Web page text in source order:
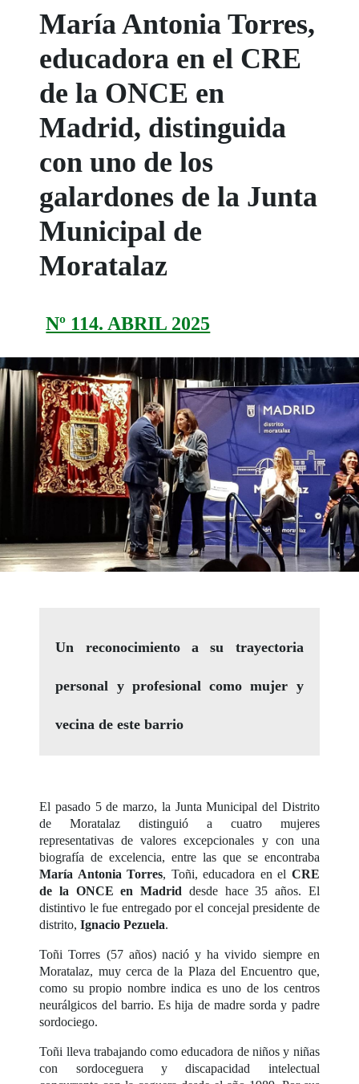
María Antonia Torres,
educadora en el CRE
de la ONCE en
Madrid, distinguida
con uno de los
galardones de la Junta
Municipal de
Moratalaz
Nº 114. ABRIL 2025
Un reconocimiento a su trayectoria
personal y profesional como mujer y
vecina de este barrio
El pasado 5 de marzo, la Junta Municipal del Distrito
de Moratalaz distinguió a cuatro mujeres
representativas de valores excepcionales y con una
biografía de excelencia, entre las que se encontraba
María Antonia Torres, Toñi, educadora en el CRE
de la ONCE en Madrid desde hace 35 años. El
distintivo le fue entregado por el concejal presidente de
distrito,Ignacio Pezuela.
Toñi Torres (57 años) nació y ha vivido siempre en
Moratalaz, muy cerca de la Plaza del Encuentro que,
como su propio nombre indica es uno de los centros
neurálgicos del barrio. Es hija de madre sorda y padre
sordociego.
Toñi lleva trabajando como educadora de niños y niñas
con sordoceguera y discapacidad intelectual